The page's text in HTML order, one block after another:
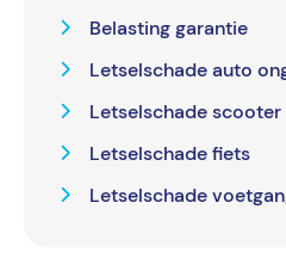
Belasting garantie
Letselschade auto
Letselschade scooter
Letselschade fiets
Letselschade